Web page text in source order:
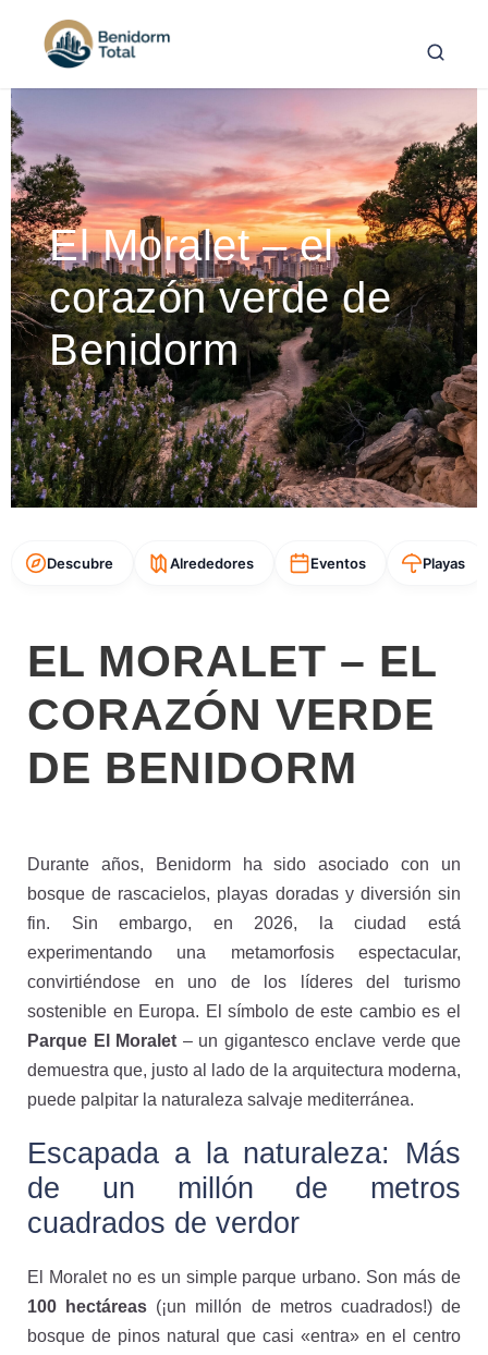
El Moralet – el
corazón verde de
Benidorm
Descubre Alrededores Eventos Playas
EL MORALET – EL
CORAZÓN VERDE
DE BENIDORM
Durante años, Benidorm ha sido asociado con un
bosque de rascacielos, playas doradas y diversión sin
fin. Sin embargo, en 2026, la ciudad está
experimentando una metamorfosis espectacular,
convirtiéndose en uno de los líderes del turismo
sostenible en Europa. El símbolo de este cambio es el
Parque El Moralet – un gigantesco enclave verde que
demuestra que, justo al lado de la arquitectura moderna,
puede palpitar la naturaleza salvaje mediterránea.
Escapada a la naturaleza: Más
de un millón de metros
cuadrados de verdor
El Moralet no es un simple parque urbano. Son más de
100 hectáreas (¡un millón de metros cuadrados!) de
bosque de pinos natural que casi «entra» en el centro